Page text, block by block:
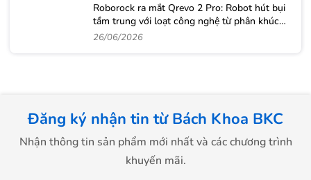
Roborock ra mắt Qrevo 2 Pro: Robot hút bụi
tầm trung với loạt công nghệ từ phân khúc
cao cấp
26/06/2026
Đăng ký nhận tin từ Bách Khoa BKC
Nhận thông tin sản phẩm mới nhất và các chương trình
khuyến mãi.